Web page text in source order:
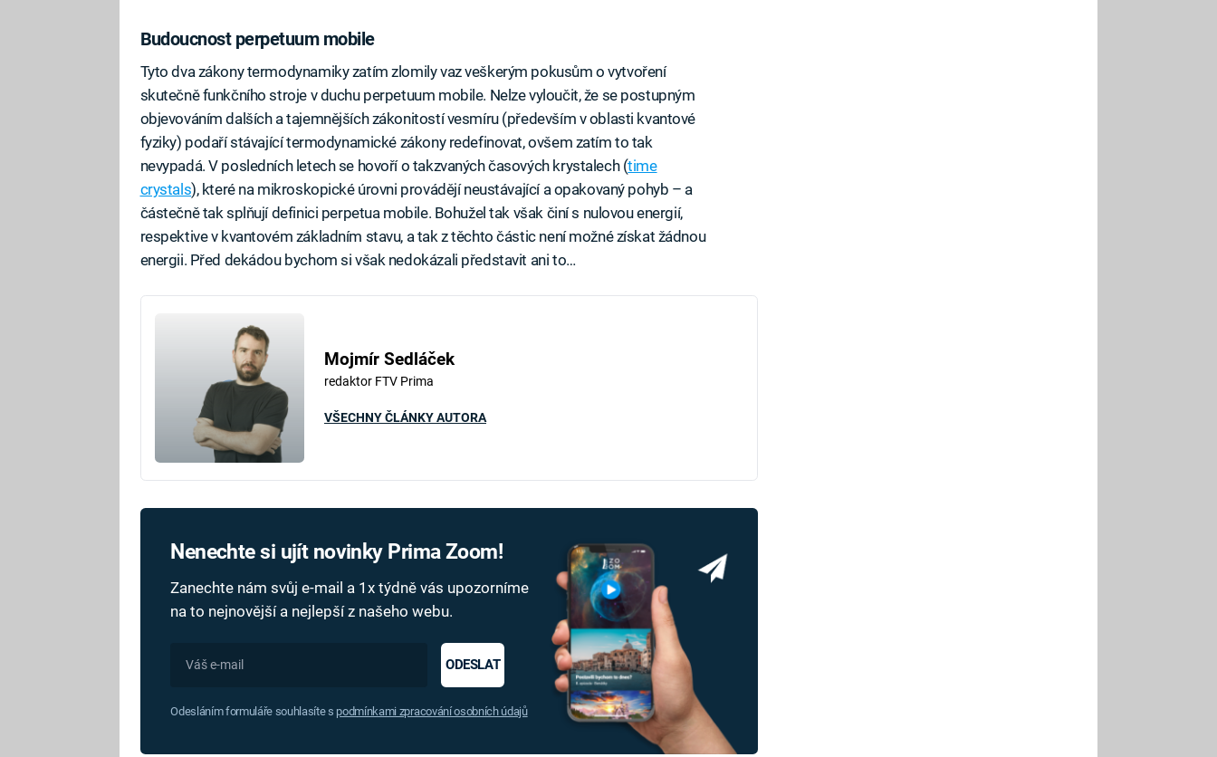
Budoucnost perpetuum mobile
Tyto dva zákony termodynamiky zatím zlomily vaz veškerým pokusům o vytvoření
skutečně funkčního stroje v duchu perpetuum mobile. Nelze vyloučit, že se postupným
objevováním dalších a tajemnějších zákonitostí vesmíru (především v oblasti kvantové
fyziky) podaří stávající termodynamické zákony redefinovat, ovšem zatím to tak
nevypadá. V posledních letech se hovoří o takzvaných časových krystalech (time
crystals), které na mikroskopické úrovni provádějí neustávající a opakovaný pohyb – a
částečně tak splňují definici perpetua mobile. Bohužel tak však činí s nulovou energií,
respektive v kvantovém základním stavu, a tak z těchto částic není možné získat žádnou
energii. Před dekádou bychom si však nedokázali představit ani to…
Mojmír Sedláček
redaktor FTV Prima
VŠECHNY ČLÁNKY AUTORA
Nenechte si ujít novinky Prima Zoom!
Zanechte nám svůj e-mail a 1x týdně vás upozorníme
na to nejnovější a nejlepší z našeho webu.
ODESLAT
Odesláním formuláře souhlasíte s podmínkami zpracování osobních údajů